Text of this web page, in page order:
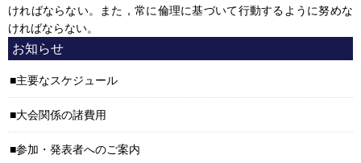
ければならない。また，常に倫理に基づいて行動するように努めな
ければならない。
お知らせ
主要なスケジュール
大会関係の諸費用
参加・発表者へのご案内